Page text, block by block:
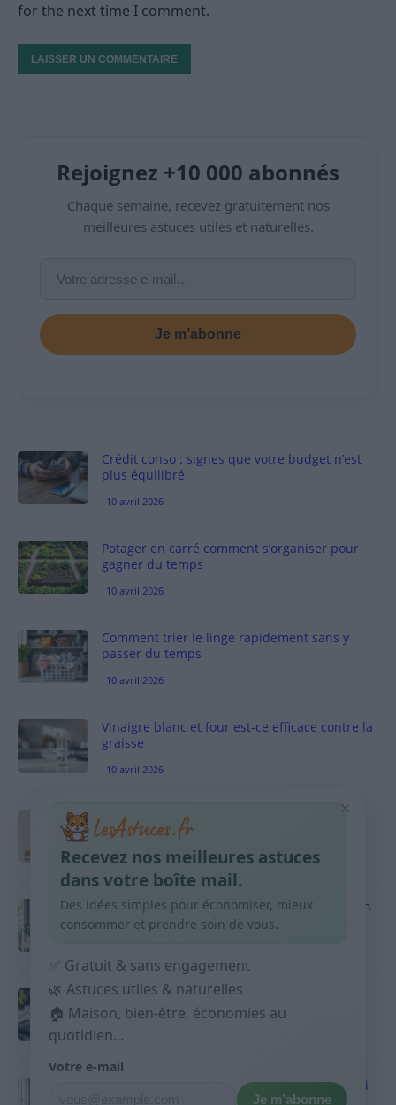
for the next time I comment.
Rejoignez +10 000 abonnés
Chaque semaine, recevez gratuitement nos
meilleures astuces utiles et naturelles.
Je m’abonne
Crédit conso : signes que votre budget n’est
plus équilibré
10 avril 2026
Potager en carré comment s’organiser pour
gagner du temps
10 avril 2026
Comment trier le linge rapidement sans y
passer du temps
10 avril 2026
Vinaigre blanc et four est-ce efficace contre la
graisse
10 avril 2026
Taches pigmentaires : routine simple +
habitudes qui aident
9 avril 2026
Produits ménagers : comment économiser en
courses sans acheter 10 sprays
Budget mensuel : méthode rapide pour
répartir son salaire dès le jour de paie
9 avril 2026
Sport 10 minutes par jour est-ce utile et quoi
×
Recevez nos meilleures astuces
dans votre boîte mail.
Des idées simples pour économiser, mieux
consommer et prendre soin de vous.
✅ Gratuit & sans engagement
🌿 Astuces utiles & naturelles
🏠 Maison, bien-être, économies au
quotidien...
Votre e-mail
Je m’abonne